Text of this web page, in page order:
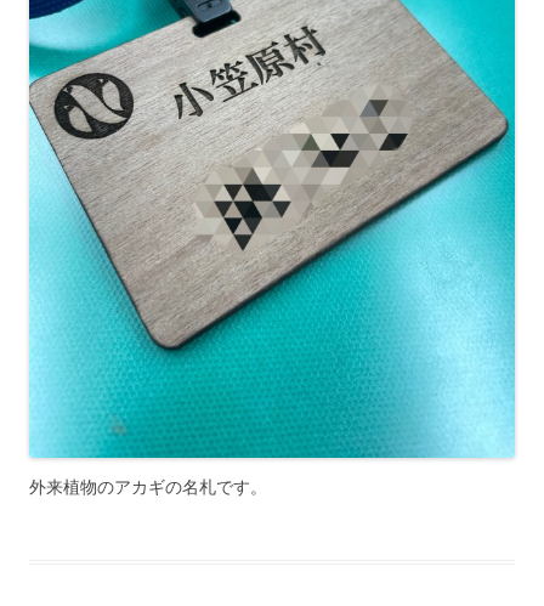
外来植物のアカギの名札です。